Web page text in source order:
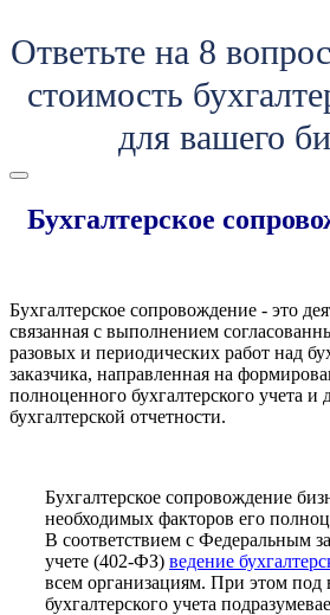
Ответьте на 8
стоимость
для вашего
Бухгалтерское
Бухгалтерское сопровождение - это
связанная с выполнением
разовых и периодических работ над
заказчика, направленная на
полноценного бухгалтерского учета и
бухгалтерской отчетности.
Бухгалтерское сопровождение
необходимых факторов его
В соответствием с Федеральным
учете (402-ФЗ) ведение
всем организациям. При этом под
бухгалтерского учета